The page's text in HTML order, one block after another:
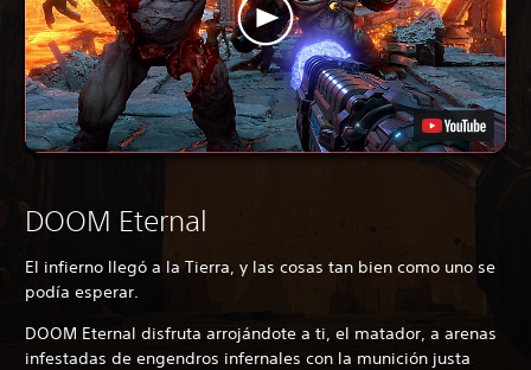
DOOM Eternal
El infierno llegó a la Tierra, y las cosas tan bien como uno se
podía esperar.
DOOM Eternal disfruta arrojándote a ti, el matador, a arenas
infestadas de engendros infernales con la munición justa